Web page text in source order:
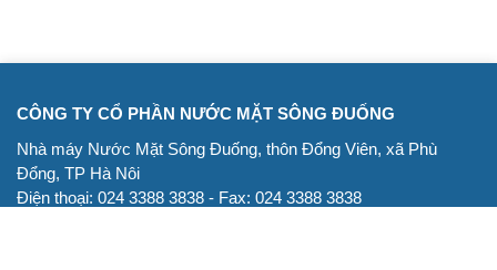
CÔNG TY CỔ PHẦN NƯỚC MẶT SÔNG ĐUỐNG
Nhà máy Nước Mặt Sông Đuống, thôn Đổng Viên, xã Phù
Đổng, TP Hà Nôi
Điện thoại: 024 3388 3838 - Fax: 024 3388 3838